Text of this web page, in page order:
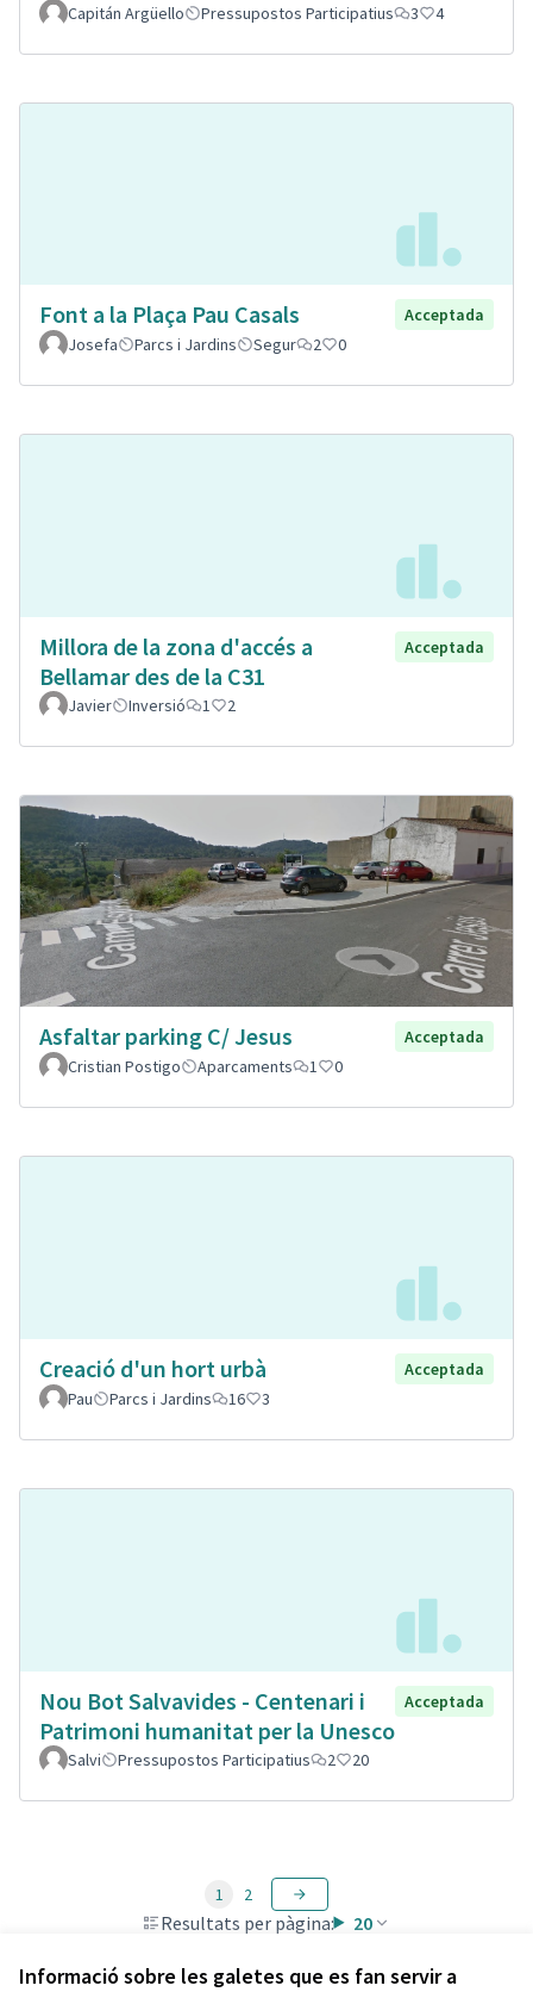
Informació sobre les galetes que es fan servir a
Capitán Argüello Pressupostos Participatius 3 4
Font a la Plaça Pau Casals
Acceptada
Josefa
Parcs i Jardins Segur 2 0
Millora de la zona d'accés a
Bellamar des de la C31
Acceptada
Javier Inversió 1 2
Asfaltar parking C/ Jesus
Acceptada
Cristian Postigo
Aparcaments 1 0
Creació d'un hort urbà
Acceptada
Pau
Parcs i Jardins 16 3
Nou Bot Salvavides - Centenari i
Patrimoni humanitat per la Unesco
Acceptada
Salvi Pressupostos Participatius 2 20
Resultats per pàgina: 20
1 2